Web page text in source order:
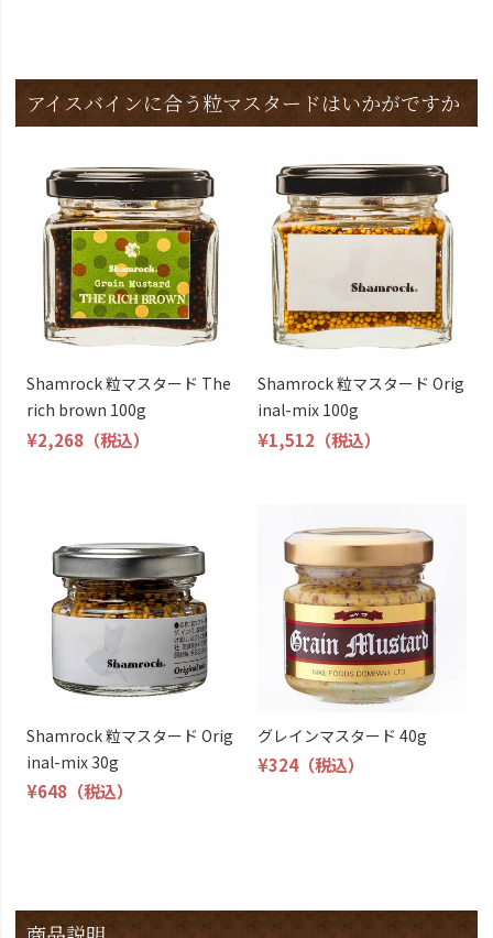
アイスバインに合う粒マスタードはいかがですか
Shamrock 粒マスタード The
rich brown 100g
¥2,268 （税込）
Shamrock 粒マスタード Orig
inal-mix 100g
¥1,512 （税込）
Shamrock 粒マスタード Orig
inal-mix 30g
¥648 （税込）
グレインマスタード 40g
¥324（税込）